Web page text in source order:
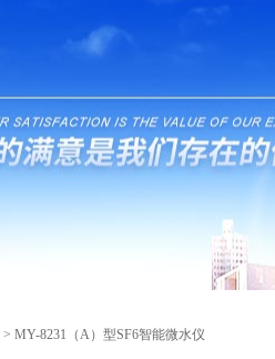
> MY-8231（A）型SF6智能微水仪